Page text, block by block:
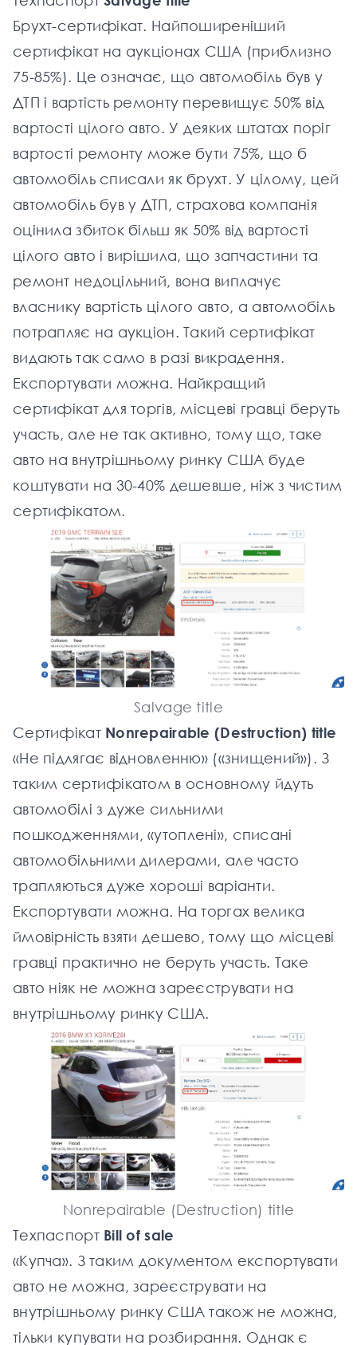
Брухт-сертифікат. Найпоширеніший
сертифікат на аукціонах США (приблизно
75-85%). Це означає, що автомобіль був у
ДТП і вартість ремонту перевищує 50% від
вартості цілого авто. У деяких штатах поріг
вартості ремонту може бути 75%, що б
автомобіль списали як брухт. У цілому, цей
автомобіль був у ДТП, страхова компанія
оцінила збиток більш як 50% від вартості
цілого авто і вирішила, що запчастини та
ремонт недоцільний, вона виплачує
власнику вартість цілого авто, а автомобіль
потрапляє на аукціон. Такий сертифікат
видають так само в разі викрадення.
Експортувати можна. Найкращий
сертифікат для торгів, місцеві гравці беруть
участь, але не так активно, тому що, таке
авто на внутрішньому ринку США буде
коштувати на 30-40% дешевше, ніж з чистим
сертифікатом.
Salvage title
Сертифікат Nonrepairable (Destruction) title
«Не підлягає відновленню» («знищений»). З
таким сертифікатом в основному йдуть
автомобілі з дуже сильними
пошкодженнями, «утоплені», списані
автомобільними дилерами, але часто
трапляються дуже хороші варіанти.
Експортувати можна. На торгах велика
ймовірність взяти дешево, тому що місцеві
гравці практично не беруть участь. Таке
авто ніяк не можна зареєструвати на
внутрішньому ринку США.
Nonrepairable (Destruction) title
Техпаспорт Bill of sale
«Купча». З таким документом експортувати
авто не можна, зареєструвати на
внутрішньому ринку США також не можна,
тільки купувати на розбирання. Однак є